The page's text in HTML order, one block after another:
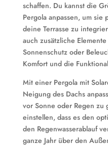
schaffen. Du kannst die
Pergola anpassen, um
deine Terrasse zu
auch zusätzliche
Sonnenschutz oder
Komfort und die
Mit einer Pergola mit
Neigung des Dachs
vor Sonne oder Regen zu
einstellen, dass es den
den Regenwasserablauf
ganze Jahr über den